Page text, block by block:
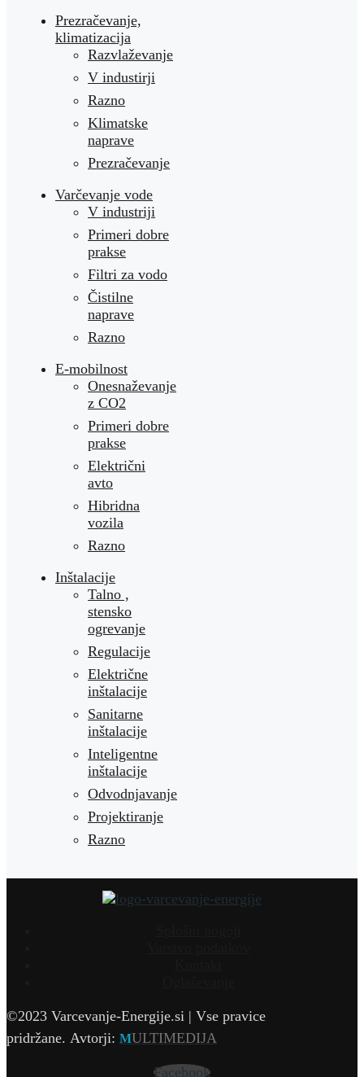
Prezračevanje,
klimatizacija
Razvlaževanje
V industirji
Razno
Klimatske
naprave
Prezračevanje
Varčevanje vode
V industriji
Primeri dobre
prakse
Filtri za vodo
Čistilne
naprave
Razno
E-mobilnost
Onesnaževanje
z CO2
Primeri dobre
prakse
Električni
avto
Hibridna
vozila
Razno
Inštalacije
Talno ,
stensko
ogrevanje
Regulacije
Električne
inštalacije
Sanitarne
inštalacije
Inteligentne
inštalacije
Odvodnjavanje
Projektiranje
Razno
©2023 Varcevanje-Energije.si | Vse pravice
pridržane. Avtorji: MULTIMEDIJA
Facebook